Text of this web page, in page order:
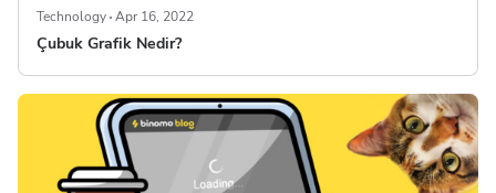
Technology Apr 16, 2022
Çubuk Grafik Nedir?